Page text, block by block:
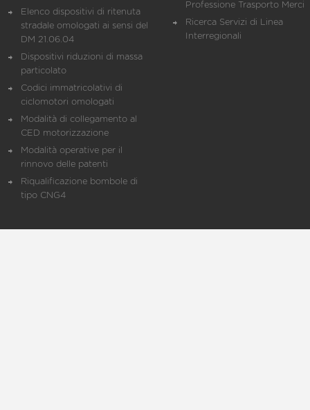
Elenco dispositivi di ritenuta
stradale omologati ai sensi del
DM 21.06.04
Dispositivi riduzioni di massa
particolato
Codici immatricolativi di
ciclomotori omologati
Modalità di collegamento al
CED motorizzazione
Modalità operative per il
rinnovo delle patenti
Riqualificazione bombole di
tipo CNG4
Professione Trasporto Merci
Ricerca Servizi di Linea
Interregionali